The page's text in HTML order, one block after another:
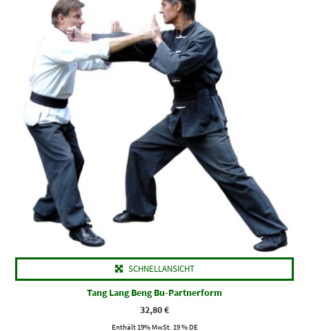
SCHNELLANSICHT
Tang Lang Beng Bu-Partnerform
32,80€
Enthält 19% MwSt. 19 % DE